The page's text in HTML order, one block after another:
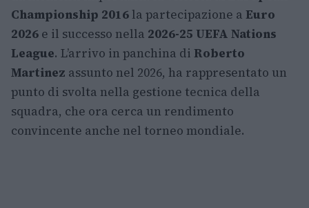
Championship 2016 la partecipazione a Euro
2026 e il successo nella 2026-25 UEFA Nations
League. L’arrivo in panchina di Roberto
Martinez assunto nel 2026, ha rappresentato un
punto di svolta nella gestione tecnica della
squadra, che ora cerca un rendimento
convincente anche nel torneo mondiale.